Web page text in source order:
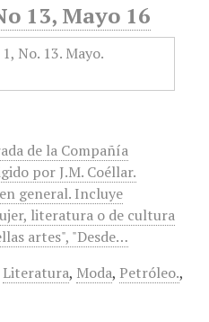
13, Mayo 16
de la Compañía
por J.M. Coéllar.
general. Incluye
literatura o de cultura
artes", "Desde…
Literatura, Moda, Petróleo.,